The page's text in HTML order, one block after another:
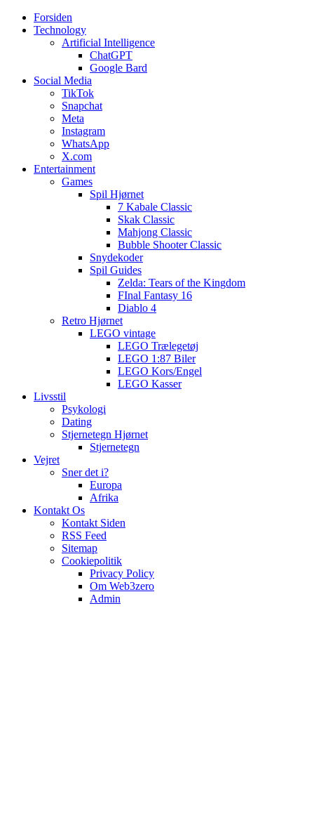
Web3zero.dk
Web3zero.dk
Forsiden
Technology
Artificial Intelligence
ChatGPT
Google Bard
Social Media
TikTok
Snapchat
Meta
Instagram
WhatsApp
X.com
Entertainment
Games
Spil Hjørnet
7 Kabale Classic
Skak Classic
Mahjong Classic
Bubble Shooter Classic
Snydekoder
Spil Guides
Zelda: Tears of the Kingdom
FInal Fantasy 16
Diablo 4
Retro Hjørnet
LEGO vintage
LEGO Trælegetøj
LEGO 1:87 Biler
LEGO Kors/Engel
LEGO Kasser
Livsstil
Psykologi
Dating
Stjernetegn Hjørnet
Stjernetegn
Vejret
Sner det i?
Europa
Afrika
Kontakt Os
Kontakt Siden
RSS Feed
Sitemap
Cookiepolitik
Privacy Policy
Om Web3zero
Admin